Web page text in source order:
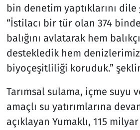
bin denetim yaptıklarını dile
“İstilacı bir tür olan 374
balığını avlatarak hem
destekledik hem
biyoçeşitliliği koruduk.”
Tarımsal sulama, içme suyu
amaçlı su yatırımlarına
açıklayan Yumaklı, 115 milyar